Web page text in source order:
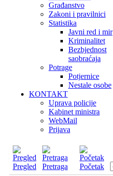
Građanstvo
Zakoni i pravilnici
Statistika
Javni red i mir
Kriminalitet
Bezbjednost
saobraćaja
Potrage
Potjernice
Nestale osobe
KONTAKT
Uprava policije
Kabinet ministra
WebMail
Prijava
Pregled Pretraga
Početak